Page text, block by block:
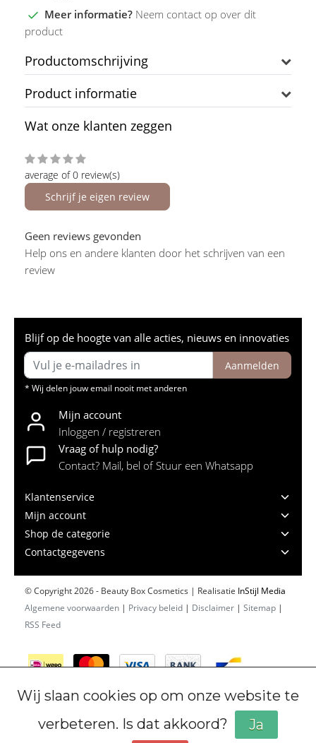
Meer informatie? Neem contact op over dit
product
Productomschrijving
Product informatie
Wat onze klanten zeggen
average of 0 review(s)
Schrijf je eigen review
Geen reviews gevonden
Help ons en andere klanten door het schrijven van een
review
Blijf op de hoogte van alle acties, nieuws en innovaties
Aanmelden
* Wij delen jouw email nooit met anderen
Mijn account
Inloggen / registreren
Vraag of hulp nodig?
Contact? Mail, bel of Stuur een Whatsapp
Klantenservice
Mijn account
Shop de categorie
Contactgegevens
© Copyright 2026 - Beauty Box Cosmetics | Realisatie InStijl Media
Algemene voorwaarden | Privacy beleid | Disclaimer | Sitemap |
RSS Feed
Wij slaan cookies op om onze website te
verbeteren. Is dat akkoord?
Ja